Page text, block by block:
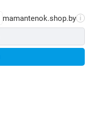
mamantenok.shop.by i